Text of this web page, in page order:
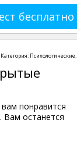
бесплатно
Категория: Психологические.
понравится
Вам останется